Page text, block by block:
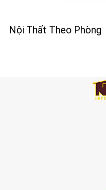
Nội Thất Theo Phòng